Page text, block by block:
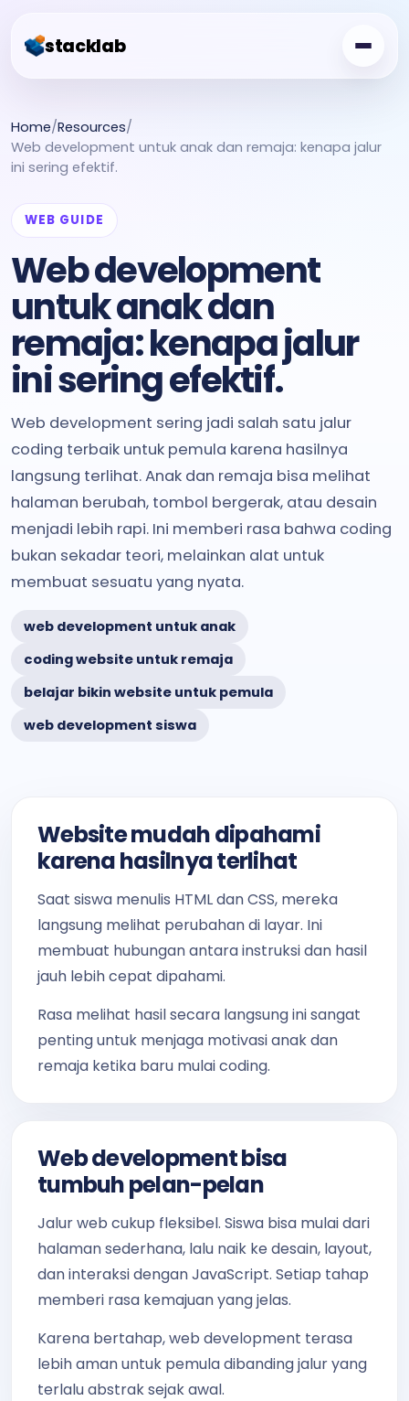
stacklab
Free Class
Creator Garden
For Schools
Home/Resources/
Web development untuk anak dan remaja: kenapa jalur
ini sering efektif.
WEB GUIDE
Web development
untuk anak dan
remaja: kenapa jalur
ini sering efektif.
Web development sering jadi salah satu jalur
coding terbaik untuk pemula karena hasilnya
langsung terlihat. Anak dan remaja bisa melihat
halaman berubah, tombol bergerak, atau desain
menjadi lebih rapi. Ini memberi rasa bahwa coding
bukan sekadar teori, melainkan alat untuk
membuat sesuatu yang nyata.
web development untuk anak
coding website untuk remaja
belajar bikin website untuk pemula
web development siswa
Website mudah dipahami
karena hasilnya terlihat
Saat siswa menulis HTML dan CSS, mereka
langsung melihat perubahan di layar. Ini
membuat hubungan antara instruksi dan hasil
jauh lebih cepat dipahami.
Rasa melihat hasil secara langsung ini sangat
penting untuk menjaga motivasi anak dan
remaja ketika baru mulai coding.
Web development bisa
tumbuh pelan-pelan
Jalur web cukup fleksibel. Siswa bisa mulai dari
halaman sederhana, lalu naik ke desain, layout,
dan interaksi dengan JavaScript. Setiap tahap
memberi rasa kemajuan yang jelas.
Karena bertahap, web development terasa
lebih aman untuk pemula dibanding jalur yang
terlalu abstrak sejak awal.